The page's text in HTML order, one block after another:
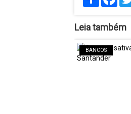
Leia também
BANCOS